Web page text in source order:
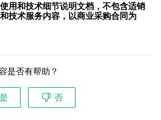
用和技术细节说明文档，不包含适销
技术服务内容，以商业采购合同为
是否有帮助？
是 否